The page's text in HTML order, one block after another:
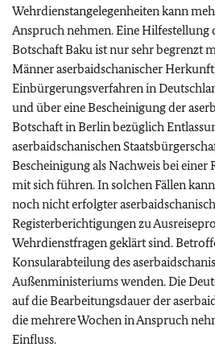
Wehrdienstangelegenheiten kann
Anspruch nehmen. Eine Hilfestellung
Botschaft Baku ist nur sehr begrenzt
Männer aserbaidschanischer
Einbürgerungsverfahren in
und über eine Bescheinigung der
Botschaft in Berlin bezüglich
aserbaidschanischen
Bescheinigung als Nachweis bei einer
mit sich führen. In solchen Fällen
noch nicht erfolgter
Registerberichtigungen zu
Wehrdienstfragen geklärt sind.
Konsularabteilung des
Außenministeriums wenden.Die
auf die Bearbeitungsdauer der
die mehrere Wochen in Anspruch
Einfluss.